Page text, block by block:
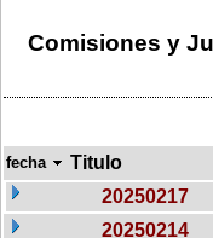
Comisiones y
fecha Titulo
20250217
20250214